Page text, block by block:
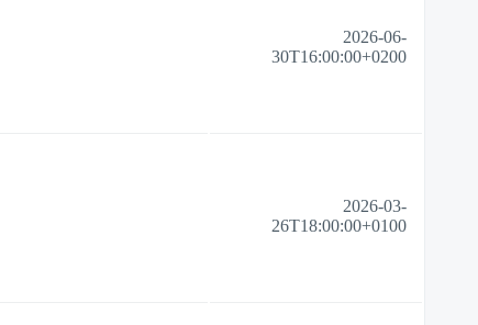
2026-06-
30T16:00:00+0200
2026-03-
26T18:00:00+0100